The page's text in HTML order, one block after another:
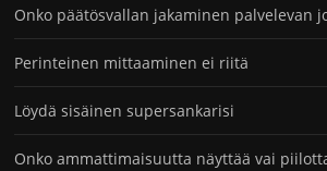
Onko päätösvallan jakaminen palvelevan
Perinteinen mittaaminen ei riitä
Löydä sisäinen supersankarisi
Onko ammattimaisuutta näyttää vai